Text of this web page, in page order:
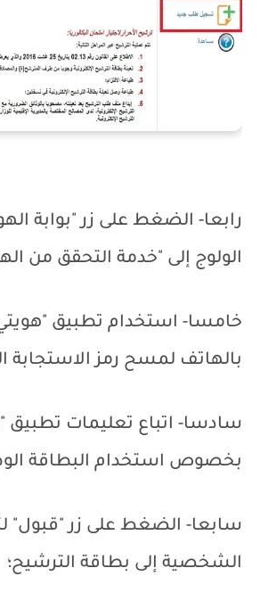
رابعا- الضغط على زر "بوابة
الولوج إلى "خدمة التحقق من
خامسا- استخدام تطبيق "هويتي
بالهاتف لمسح رمز الاستجابة
سادسا- اتباع تعليمات تطبيق
بخصوص استخدام البطاقة
سابعا- الضغط على زر "قبول"
الشخصية إلى بطاقة الترشيح؛